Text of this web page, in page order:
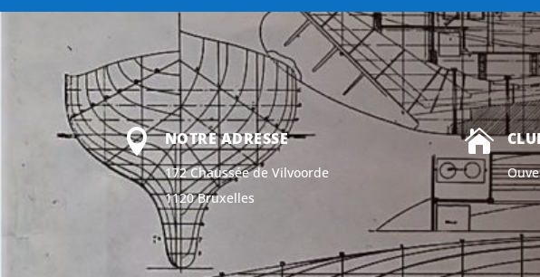
 NOTRE ADRESSE
172 Chaussée de Vilvoorde
1120 Bruxelles
